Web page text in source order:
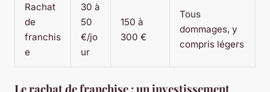
Rachat
de
franchis
e
30 à
50
€/jo
ur
150 à
300 €
Tous
dommages, y
compris légers
Le rachat de franchise : un investissement